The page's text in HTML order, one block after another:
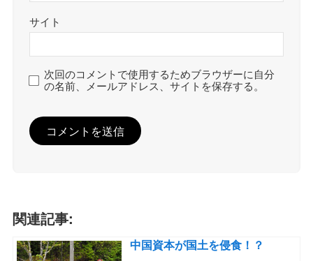
サイト
次回のコメントで使用するためブラウザーに自分
の名前、メールアドレス、サイトを保存する。
関連記事:
中国資本が国土を侵食！？